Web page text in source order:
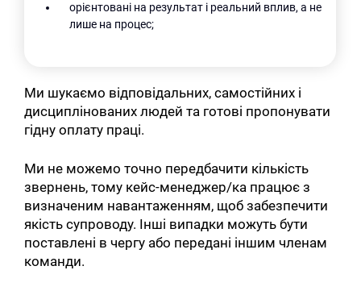
орієнтовані на результат і реальний вплив, а не
лише на процес;
Ми шукаємо відповідальних, самостійних і
дисциплінованих людей та готові пропонувати
гідну оплату праці.
Ми не можемо точно передбачити кількість
звернень, тому кейс-менеджер/ка працює з
визначеним навантаженням, щоб забезпечити
якість супроводу. Інші випадки можуть бути
поставлені в чергу або передані іншим членам
команди.